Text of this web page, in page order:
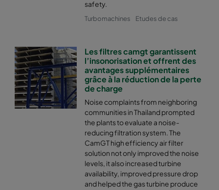
safety.
Turbomachines Etudes de cas
Les filtres camgt garantissent
l’insonorisation et offrent des
avantages supplémentaires
grâce à la réduction de la perte
de charge
Noise complaints from neighboring
communities in Thailand prompted
the plants to evaluate a noise-
reducing filtration system. The
CamGT high efficiency air filter
solution not only improved the noise
levels, it also increased turbine
availability, improved pressure drop
and helped the gas turbine produce